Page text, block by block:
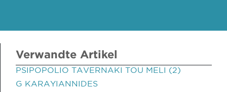
Verwandte Artikel
PSIPOPOLIO TAVERNAKI TOU MELI (2)
G KARAYIANNIDES